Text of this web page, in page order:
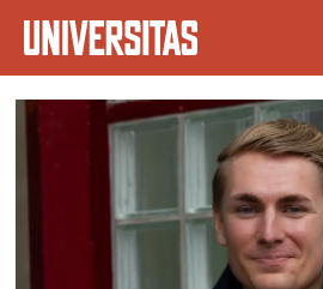
Tag:
helseutdanning